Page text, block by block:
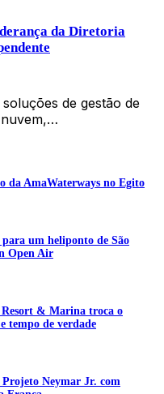
da Diretoria
de gestão de
da AmaWaterways no Egito
um heliponto de São
Open Air
Resort & Marina troca o
tempo de verdade
Neymar Jr. com